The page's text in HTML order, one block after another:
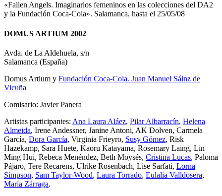
«Fallen Angels. Imaginarios femeninos en las colecciones del DA2
y la Fundación Coca-Cola». Salamanca, hasta el 25/05/08
DOMUS ARTIUM 2002
Avda. de La Aldehuela, s/n
Salamanca (España)
Domus Artium y Fundación Coca-Cola. Juan Manuel Sáinz de
Vicuña
Comisario: Javier Panera
Artistas participantes: Ana Laura Aláez, Pilar Albarracín, Helena
Almeida, Irene Andessner, Janine Antoni, AK Dolven, Carmela
García, Dora García, Virginia Frieyro, Susy Gómez, Risk
Hazekamp, Sara Huete, Kaoru Katayama, Rosemary Laing, Lin
Ming Hui, Rebeca Menéndez, Beth Moysés, Cristina Lucas, Paloma
Pájaro, Tere Recarens, Ulrike Rosenbach, Lise Sarfati, Lorna
Simpson, Sam Taylor-Wood, Laura Torrado, Eulalia Valldosera,
María Zárraga.